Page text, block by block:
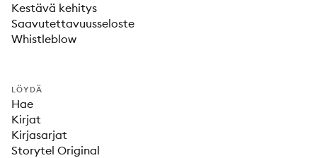
Kestävä kehitys
Saavutettavuusseloste
Whistleblow
LÖYDÄ
Hae
Kirjat
Kirjasarjat
Storytel Original